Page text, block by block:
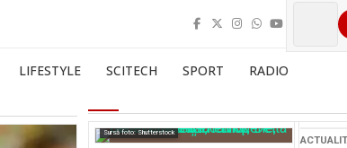
LIFESTYLE SCITECH SPORT RADIO
Sursă foto: Shutterstock